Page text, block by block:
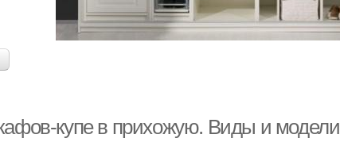
купе в прихожую. Виды и модели